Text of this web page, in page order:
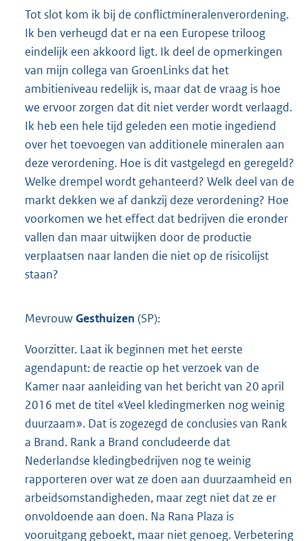
Tot slot kom ik bij de conflictmineralenverordening.
Ik ben verheugd dat er na een Europese triloog
eindelijk een akkoord ligt. Ik deel de opmerkingen
van mijn collega van GroenLinks dat het
ambitieniveau redelijk is, maar dat de vraag is hoe
we ervoor zorgen dat dit niet verder wordt verlaagd.
Ik heb een hele tijd geleden een motie ingediend
over het toevoegen van additionele mineralen aan
deze verordening. Hoe is dit vastgelegd en geregeld?
Welke drempel wordt gehanteerd? Welk deel van de
markt dekken we af dankzij deze verordening? Hoe
voorkomen we het effect dat bedrijven die eronder
vallen dan maar uitwijken door de productie
verplaatsen naar landen die niet op de risicolijst
staan?
MevrouwGesthuizen (SP):
Voorzitter. Laat ik beginnen met het eerste
agendapunt: de reactie op het verzoek van de
Kamer naar aanleiding van het bericht van 20 april
2016 met de titel «Veel kledingmerken nog weinig
duurzaam». Dat is zogezegd de conclusies van Rank
a Brand. Rank a Brand concludeerde dat
Nederlandse kledingbedrijven nog te weinig
rapporteren over wat ze doen aan duurzaamheid en
arbeidsomstandigheden, maar zegt niet dat ze er
onvoldoende aan doen. Na Rana Plaza is
vooruitgang geboekt, maar niet genoeg. Verbetering